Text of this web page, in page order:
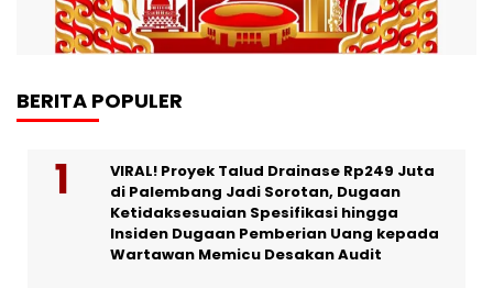
BERITA POPULER
VIRAL! Proyek Talud Drainase Rp249 Juta
di Palembang Jadi Sorotan, Dugaan
Ketidaksesuaian Spesifikasi hingga
Insiden Dugaan Pemberian Uang kepada
Wartawan Memicu Desakan Audit